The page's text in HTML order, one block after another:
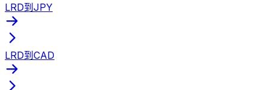
LRD到JPY
LRD到CAD